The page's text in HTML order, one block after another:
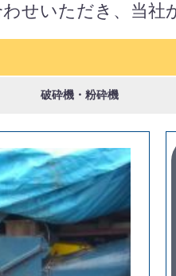
せいただき、当社
破砕機・粉砕機